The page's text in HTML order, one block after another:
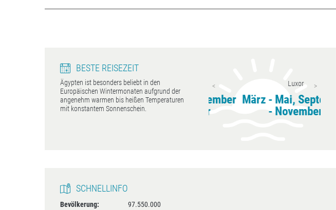
BESTE REISEZEIT
Ägypten ist besonders beliebt in den
Europäischen Wintermonaten aufgrund der
angenehm warmen bis heißen Temperaturen
mit konstantem Sonnenschein.
- Mai, September
- November
Hurghada
April - Mai, September
- November
März - Mai, September
- November
SCHNELLINFO
Bevölkerung:
97.550.000